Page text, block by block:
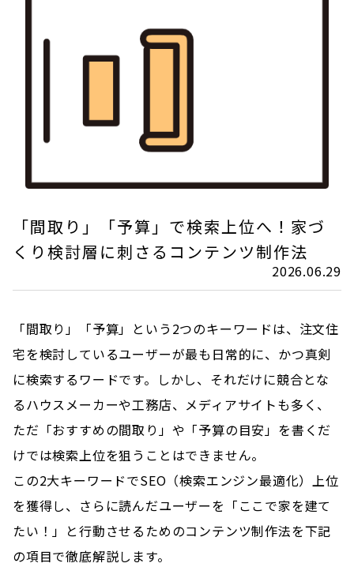
「間取り」「予算」で検索上位へ！家づ
くり検討層に刺さるコンテンツ制作法
2026.06.29
「間取り」「予算」という2つのキーワードは、注文住
宅を検討しているユーザーが最も日常的に、かつ真剣
に検索するワードです。しかし、それだけに競合とな
るハウスメーカーや工務店、メディアサイトも多く、
ただ「おすすめの間取り」や「予算の目安」を書くだ
けでは検索上位を狙うことはできません。
この2大キーワードでSEO（検索エンジン最適化）上位
を獲得し、さらに読んだユーザーを「ここで家を建て
たい！」と行動させるためのコンテンツ制作法を下記
の項目で徹底解説します。